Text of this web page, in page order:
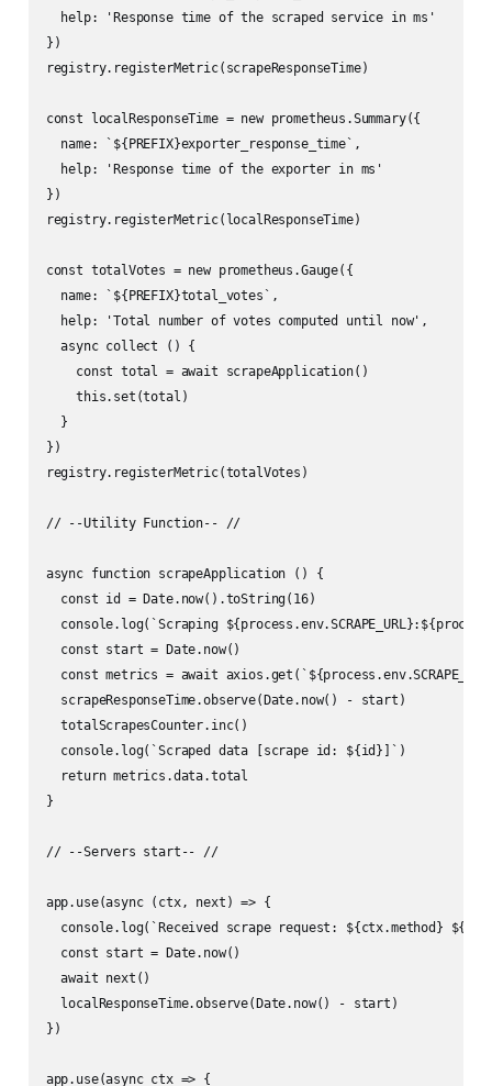
  help: 'Response time of the scraped service in ms'
})
registry.registerMetric(scrapeResponseTime)
const localResponseTime = new prometheus.Summary({
  name: `${PREFIX}exporter_response_time`,
  help: 'Response time of the exporter in ms'
})
registry.registerMetric(localResponseTime)
const totalVotes = new prometheus.Gauge({
  name: `${PREFIX}total_votes`,
  help: 'Total number of votes computed until now',
  async collect () {
    const total = await scrapeApplication()
    this.set(total)
  }
})
registry.registerMetric(totalVotes)
// --Utility Function-- //
async function scrapeApplication () {
  const id = Date.now().toString(16)
console.log(`Scraping
  const start = Date.now()
const metrics = await
  scrapeResponseTime.observe(Date.now() - start)
  totalScrapesCounter.inc()
  console.log(`Scraped data [scrape id: ${id}]`)
  return metrics.data.total
}
// --Servers start-- //
app.use(async (ctx, next) => {
console.log(`Received scrape request: ${ctx.method}
  const start = Date.now()
  await next()
  localResponseTime.observe(Date.now() - start)
})
app.use(async ctx => {